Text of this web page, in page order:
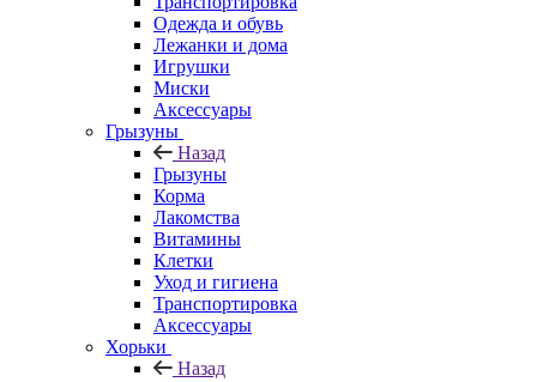
Одежда и обувь
Лежанки и дома
Игрушки
Миски
Аксессуары
Грызуны
Назад
Грызуны
Корма
Лакомства
Витамины
Клетки
Уход и гигиена
Транспортировка
Аксессуары
Хорьки
Назад